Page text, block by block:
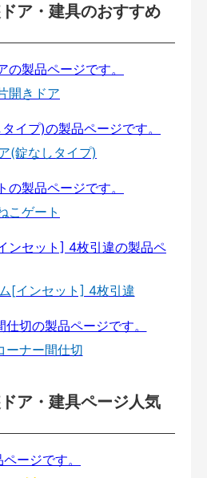
ア・建具のおすすめ
開きドア
(錠なしタイプ)
こゲート
[インセット] 4枚引違
ーナー間仕切
ア・建具ページ人気